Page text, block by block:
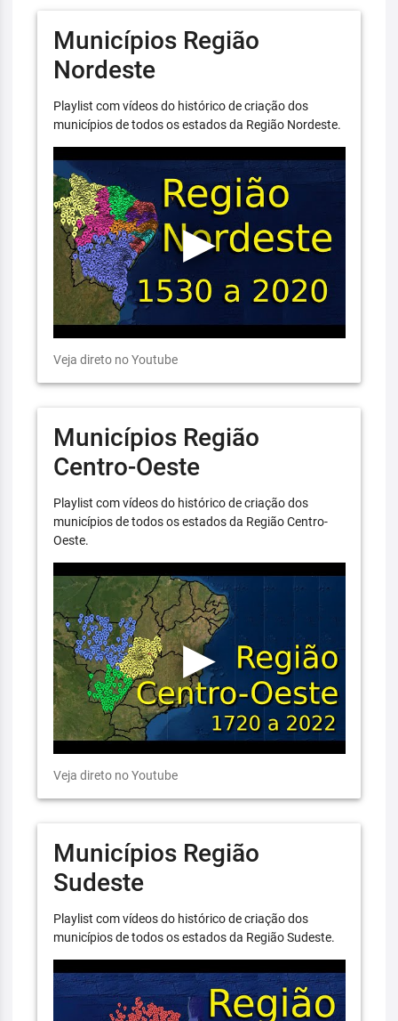
Municípios Região
Nordeste
Playlist com vídeos do histórico de criação dos
municípios de todos os estados da Região Nordeste.
Veja direto no Youtube
Municípios Região
Centro-Oeste
Playlist com vídeos do histórico de criação dos
municípios de todos os estados da Região Centro-
Oeste.
Veja direto no Youtube
Municípios Região
Sudeste
Playlist com vídeos do histórico de criação dos
municípios de todos os estados da Região Sudeste.